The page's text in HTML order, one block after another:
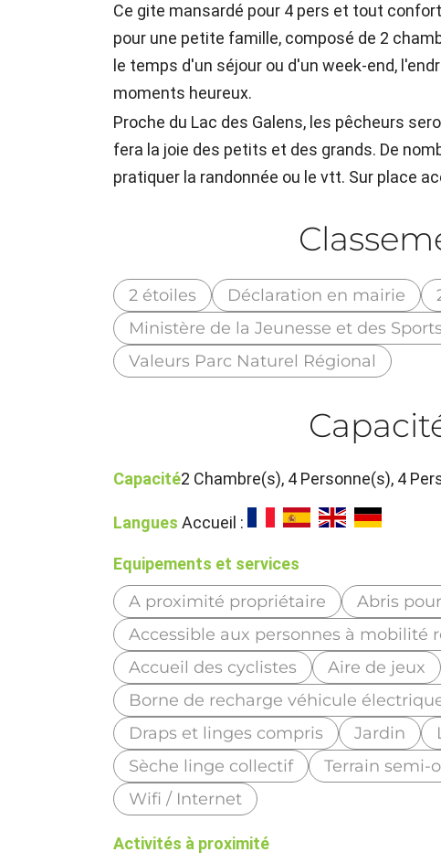
Ce gite mansardé pour 4 pers et tout
pour une petite famille, composé de 2
le temps d'un séjour ou d'un week-end,
moments heureux.
Proche du Lac des Galens, les pêcheurs
fera la joie des petits et des grands. De
pratiquer la randonnée ou le vtt. Sur place
2 étoiles Déclaration en mairie
Ministère de la Jeunesse et des Sports
Valeurs Parc Naturel Régional
Capacité2 Chambre(s), 4 Personne(s), 4
Langues Accueil :
Equipements et services
A proximité propriétaire
Abris
Accessible aux personnes à mobilité
Accueil des cyclistes
Aire de jeux
Borne de recharge véhicule
Draps et linges compris
Jardin
Sèche linge collectif
Terrain semi-
Wifi / Internet
Activités à proximité